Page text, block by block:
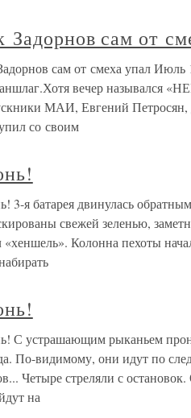
Задорнов сам от
сам от смеха упал Июль
вечер назывался
МАИ, Евгений Петросян,
со своим
3-я батарея двинулась
свежей зеленью,
«хеншель». Колонна пехоты
С устрашающим рыканьем
По-видимому, они идут по
Четыре стреляли с
на